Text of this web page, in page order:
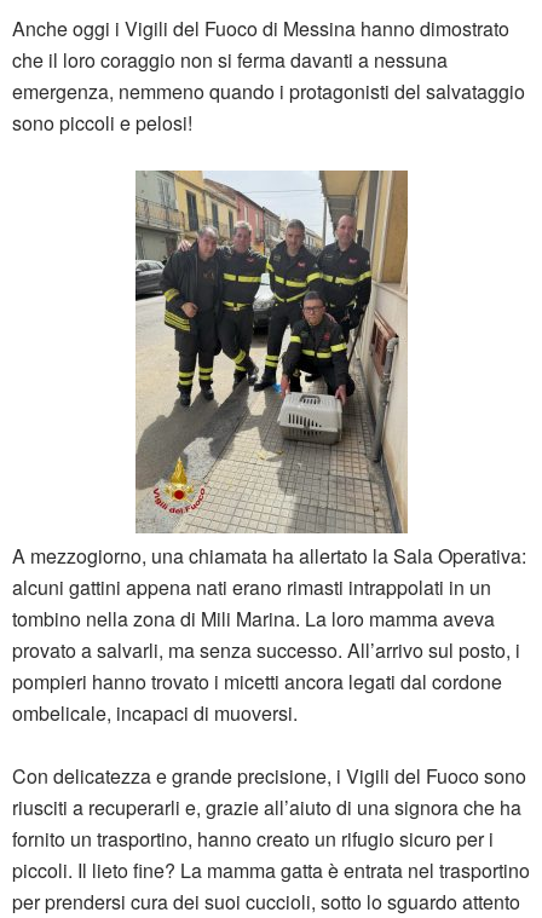
Anche oggi i Vigili del Fuoco di Messina hanno dimostrato
che il loro coraggio non si ferma davanti a nessuna
emergenza, nemmeno quando i protagonisti del salvataggio
sono piccoli e pelosi!
A mezzogiorno, una chiamata ha allertato la Sala Operativa:
alcuni gattini appena nati erano rimasti intrappolati in un
tombino nella zona di Mili Marina. La loro mamma aveva
provato a salvarli, ma senza successo. All’arrivo sul posto, i
pompieri hanno trovato i micetti ancora legati dal cordone
ombelicale, incapaci di muoversi.
Con delicatezza e grande precisione, i Vigili del Fuoco sono
riusciti a recuperarli e, grazie all’aiuto di una signora che ha
fornito un trasportino, hanno creato un rifugio sicuro per i
piccoli. Il lieto fine? La mamma gatta è entrata nel trasportino
per prendersi cura dei suoi cuccioli, sotto lo sguardo attento